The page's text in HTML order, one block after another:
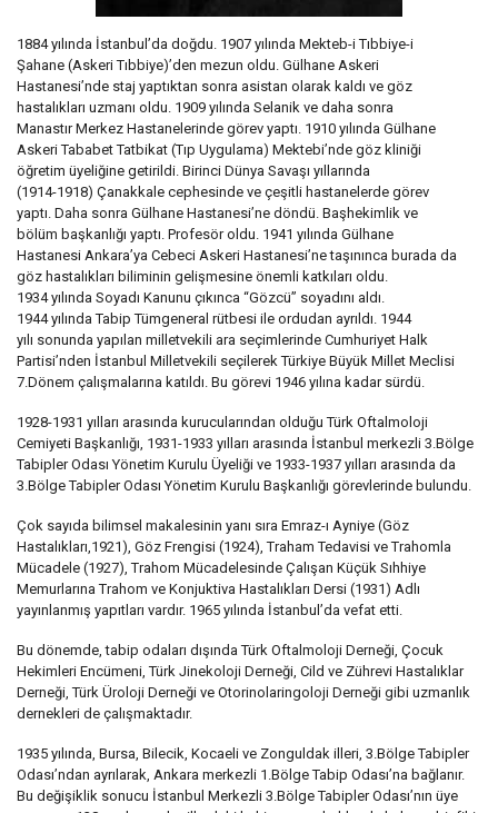
1884 yılında İstanbul’da doğdu. 1907 yılında Mekteb-i Tıbbiye-i
Şahane (Askeri Tıbbiye)’den mezun oldu. Gülhane Askeri
Hastanesi’nde staj yaptıktan sonra asistan olarak kaldı ve göz
hastalıkları uzmanı oldu. 1909 yılında Selanik ve daha sonra
Manastır Merkez Hastanelerinde görev yaptı. 1910 yılında Gülhane
Askeri Tababet Tatbikat (Tıp Uygulama) Mektebi’nde göz kliniği
öğretim üyeliğine getirildi. Birinci Dünya Savaşı yıllarında
(1914-1918) Çanakkale cephesinde ve çeşitli hastanelerde görev
yaptı. Daha sonra Gülhane Hastanesi’ne döndü. Başhekimlik ve
bölüm başkanlığı yaptı. Profesör oldu. 1941 yılında Gülhane
Hastanesi Ankara’ya Cebeci Askeri Hastanesi’ne taşınınca burada da
göz hastalıkları biliminin gelişmesine önemli katkıları oldu.
1934 yılında Soyadı Kanunu çıkınca “Gözcü” soyadını aldı.
1944 yılında Tabip Tümgeneral rütbesi ile ordudan ayrıldı. 1944
yılı sonunda yapılan milletvekili ara seçimlerinde Cumhuriyet Halk
Partisi’nden İstanbul Milletvekili seçilerek Türkiye Büyük Millet Meclisi
7.Dönem çalışmalarına katıldı. Bu görevi 1946 yılına kadar sürdü.
1928-1931 yılları arasında kurucularından olduğu Türk Oftalmoloji
Cemiyeti Başkanlığı, 1931-1933 yılları arasında İstanbul merkezli 3.Bölge
Tabipler Odası Yönetim Kurulu Üyeliği ve 1933-1937 yılları arasında da
3.Bölge Tabipler Odası Yönetim Kurulu Başkanlığı görevlerinde bulundu.
Çok sayıda bilimsel makalesinin yanı sıra Emraz-ı Ayniye (Göz
Hastalıkları,1921), Göz Frengisi (1924), Traham Tedavisi ve Trahomla
Mücadele (1927), Trahom Mücadelesinde Çalışan Küçük Sıhhiye
Memurlarına Trahom ve Konjuktiva Hastalıkları Dersi (1931) Adlı
yayınlanmış yapıtları vardır. 1965 yılında İstanbul’da vefat etti.
Bu dönemde, tabip odaları dışında Türk Oftalmoloji Derneği, Çocuk
Hekimleri Encümeni, Türk Jinekoloji Derneği, Cild ve Zührevi Hastalıklar
Derneği, Türk Üroloji Derneği ve Otorinolaringoloji Derneği gibi uzmanlık
dernekleri de çalışmaktadır.
1935 yılında, Bursa, Bilecik, Kocaeli ve Zonguldak illeri, 3.Bölge Tabipler
Odası’ndan ayrılarak, Ankara merkezli 1.Bölge Tabip Odası’na bağlanır.
Bu değişiklik sonucu İstanbul Merkezli 3.Bölge Tabipler Odası’nın üye